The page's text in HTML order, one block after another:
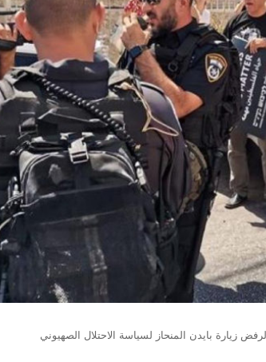
زيارة بايدن المنحاز لسياسة الاحتلال الصهيوني
في ربع نهائي كأس أمم إفريقيا 2026:
سيدات الجزائر على بعد90 دقيقة من
البرازيل
الفرق
الجزائرية
تتعرف
منافسيها
في
الدورين
التمهيديين
قرعة منافسات
على منافسيها